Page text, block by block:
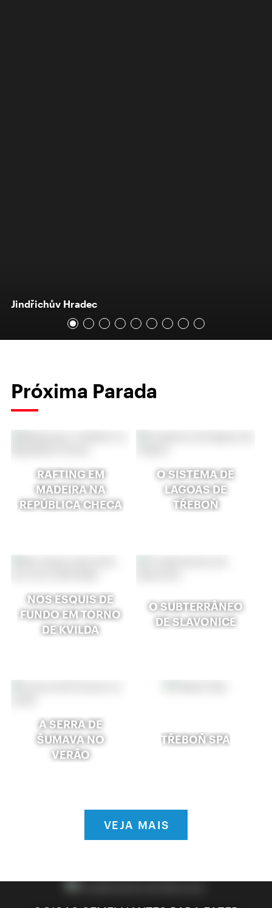
Jindřichův Hradec
Próxima Parada
RAFTING EM
MADEIRA NA
REPÚBLICA CHECA
O SISTEMA DE
LAGOAS DE
TŘEBOŇ
NOS ESQUIS DE
FUNDO EM TORNO
DE KVILDA
O SUBTERRÂNEO
DE SLAVONICE
A SERRA DE
ŠUMAVA NO
VERÃO
TŘEBOŇ SPA
VEJA MAIS